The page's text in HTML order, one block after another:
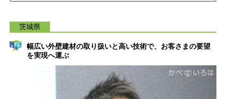
茨城県
幅広い外壁建材の取り扱いと高い技術で、お客さまの要望
を実現へ運ぶ